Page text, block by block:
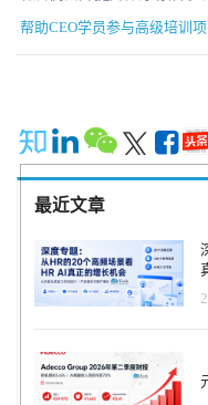
拉荷马州居民在不断变化的就业
实现三大目标，惠及数千
供课程期间的补充收入，
荷马州居民提供职业晋升通道。 就业机会中心首席执行官萨
表示：“当人们走进CEO办
业支持才能充分利用这些
们有责任引领人工智能公
的潜力。CEO衷心感谢谷
满释放人员突破就业壁垒，重塑人生轨迹
理罗伯特·巴伦-普莱斯强调
有俄克拉荷马州居民。我
作，助力消除司法系统影
所需的人工智能技能和职业支
马州关押着逾23,000名囚
563人服刑（全美平均值为
法影响的俄克拉荷马人走
帮助CEO学员参与高级培训项
最近文章